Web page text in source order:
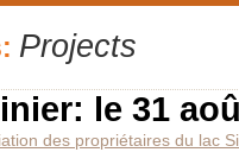
Projects
le 31
des propriétaires du lac